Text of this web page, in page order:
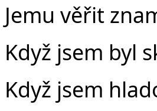
Jemu věřit
Když jsem byl
Když jsem